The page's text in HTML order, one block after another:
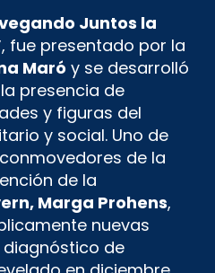
Juntos la
, fue presentado por la
Maró y se desarrolló
presencia de
y figuras del
y social. Uno de
de la
de la
Marga Prohens,
nuevas
diagnóstico de